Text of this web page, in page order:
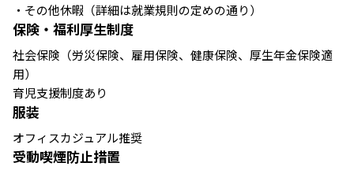
・その他休暇（詳細は就業規則の定めの通り）
保険・福利厚生制度
社会保険（労災保険、雇用保険、健康保険、厚生年金保険適
用）
育児支援制度あり
服装
受動喫煙防止措置